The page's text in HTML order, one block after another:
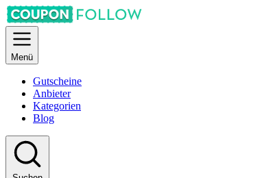
Menü
Gutscheine
Anbieter
Kategorien
Blog